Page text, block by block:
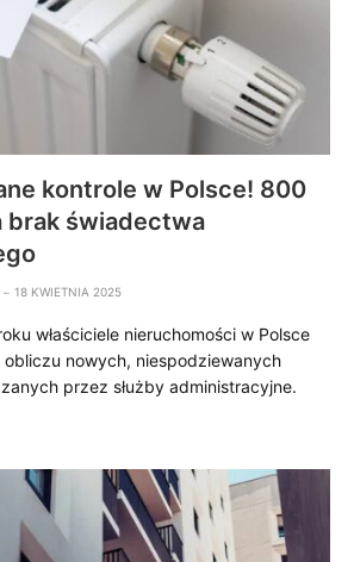
kontrole w Polsce! 800
brak świadectwa
18 KWIETNIA 2025
właściciele nieruchomości w Polsce
nowych, niespodziewanych
przez służby administracyjne.